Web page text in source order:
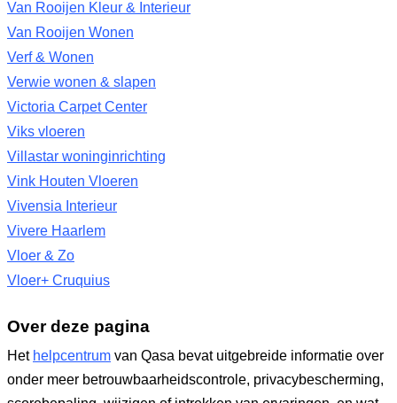
Van Rooijen Kleur & Interieur
Van Rooijen Wonen
Verf & Wonen
Verwie wonen & slapen
Victoria Carpet Center
Viks vloeren
Villastar woninginrichting
Vink Houten Vloeren
Vivensia Interieur
Vivere Haarlem
Vloer & Zo
Vloer+ Cruquius
Over deze pagina
Het helpcentrum van Qasa bevat uitgebreide informatie over
onder meer betrouwbaarheidscontrole, privacybescherming,